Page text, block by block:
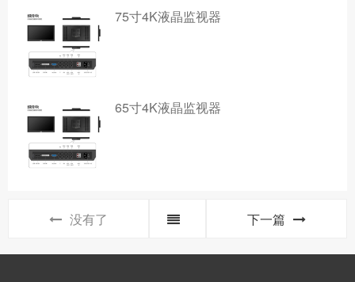
75寸4K液晶监视器
65寸4K液晶监视器
没有了 下一篇